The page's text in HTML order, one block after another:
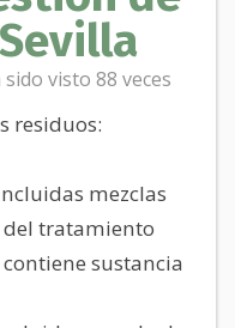
visto 88 veces
residuos:
mezclas
del tratamiento
sustancia